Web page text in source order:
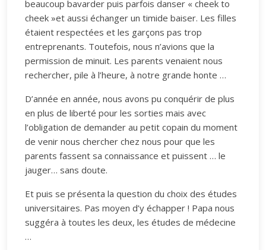
beaucoup bavarder puis parfois danser « cheek to
cheek »et aussi échanger un timide baiser. Les filles
étaient respectées et les garçons pas trop
entreprenants. Toutefois, nous n’avions que la
permission de minuit. Les parents venaient nous
rechercher, pile à l’heure, à notre grande honte …
D’année en année, nous avons pu conquérir de plus
en plus de liberté pour les sorties mais avec
l’obligation de demander au petit copain du moment
de venir nous chercher chez nous pour que les
parents fassent sa connaissance et puissent … le
jauger… sans doute.
Et puis se présenta la question du choix des études
universitaires. Pas moyen d’y échapper ! Papa nous
suggéra à toutes les deux, les études de médecine
…